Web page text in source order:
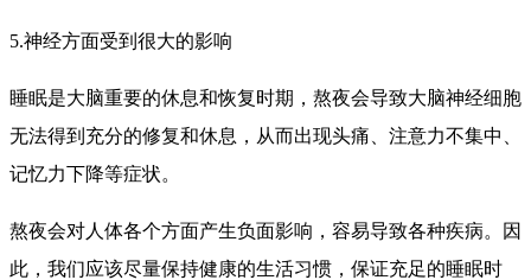
5.神经方面受到很大的影响
睡眠是大脑重要的休息和恢复时期，熬夜会导致大脑神经细胞
无法得到充分的修复和休息，从而出现头痛、注意力不集中、
记忆力下降等症状。
熬夜会对人体各个方面产生负面影响，容易导致各种疾病。因
此，我们应该尽量保持健康的生活习惯，保证充足的睡眠时